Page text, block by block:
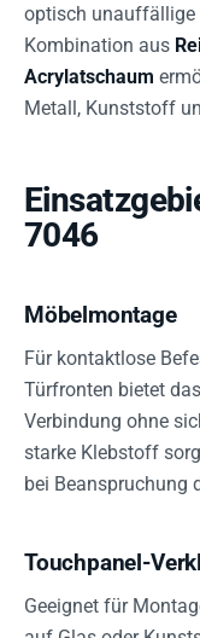
optisch unauffällige
Kombination aus
Acrylatschaum
Metall, Kunststoff
7046
Möbelmontage
Für kontaktlose
Türfronten bietet
Verbindung ohne
starke Klebstoff
bei Beanspruchung
Touchpanel-
Geeignet für